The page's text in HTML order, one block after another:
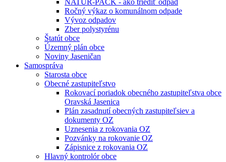
NATUR-PACK - ako triediť odpad
Ročný výkaz o komunálnom odpade
Vývoz odpadov
Zber polystyrénu
Štatút obce
Územný plán obce
Noviny Jaseničan
Samospráva
Starosta obce
Obecné zastupiteľstvo
Rokovací poriadok obecného zastupiteľstva obce
Oravská Jasenica
Plán zasadnutí obecných zastupiteľsiev a
dokumenty OZ
Uznesenia z rokovania OZ
Pozvánky na rokovanie OZ
Zápisnice z rokovania OZ
Hlavný kontrolór obce